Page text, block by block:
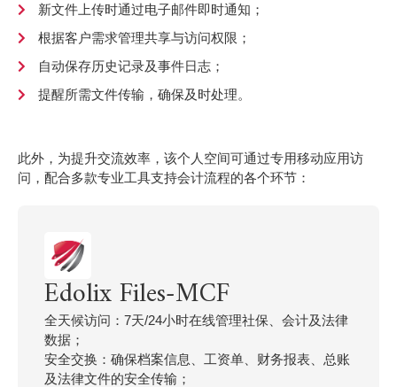
新文件上传时通过电子邮件即时通知；
根据客户需求管理共享与访问权限；
自动保存历史记录及事件日志；
提醒所需文件传输，确保及时处理。
此外，为提升交流效率，该个人空间可通过专用移动应用访
问，配合多款专业工具支持会计流程的各个环节：
Edolix Files-MCF
全天候访问：7天/24小时在线管理社保、会计及法律
数据；
安全交换：确保档案信息、工资单、财务报表、总账
及法律文件的安全传输；